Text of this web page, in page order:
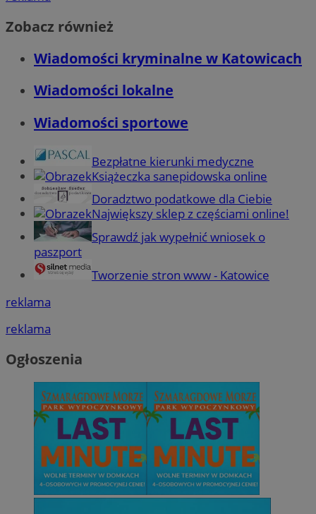
Zobacz również
Wiadomości kryminalne w Katowicach
Wiadomości lokalne
Wiadomości sportowe
Bezpłatne kierunki medyczne
Książeczka sanepidowska online
Doradztwo podatkowe dla Ciebie
Największy sklep z częściami online!
Sprawdź jak wypełnić wniosek o
paszport
Tworzenie stron www - Katowice
reklama
reklama
Ogłoszenia